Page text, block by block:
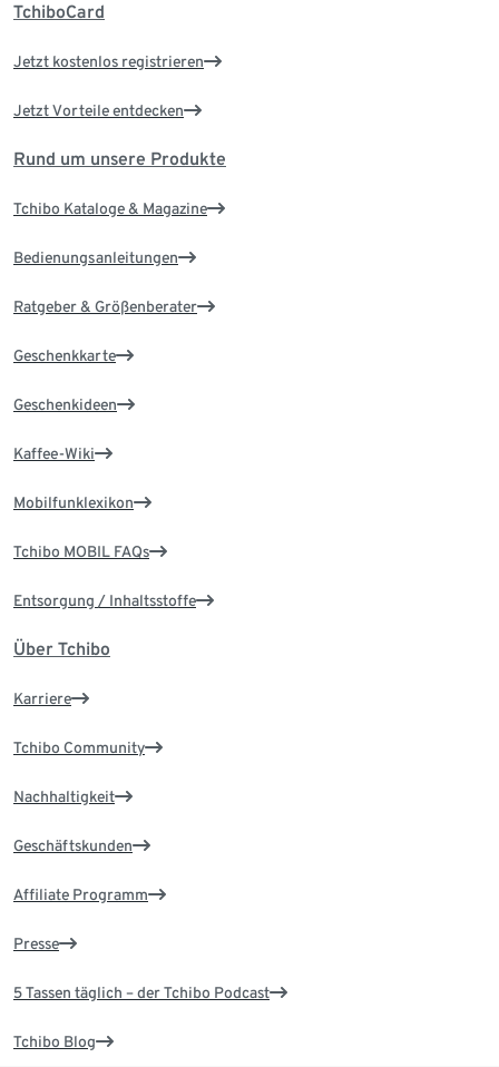
TchiboCard
Jetzt kostenlos registrieren
Jetzt Vorteile entdecken
Rund um unsere Produkte
Tchibo Kataloge & Magazine
Bedienungsanleitungen
Ratgeber & Größenberater
Geschenkkarte
Geschenkideen
Kaffee-Wiki
Mobilfunklexikon
Tchibo MOBIL FAQs
Entsorgung / Inhaltsstoffe
Über Tchibo
Karriere
Tchibo Community
Nachhaltigkeit
Geschäftskunden
Affiliate Programm
Presse
5 Tassen täglich – der Tchibo Podcast
Tchibo Blog